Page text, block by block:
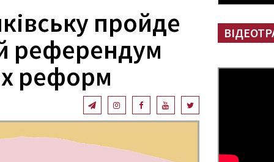
пройде
референдум
реформ